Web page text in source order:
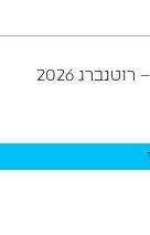
2026